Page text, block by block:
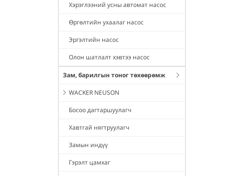
Хэрэглээний усны автомат насос
Өргөлтийн ухаалаг насос
Эргэлтийн насос
Олон шатлалт хэвтээ насос
Зам, барилгын тоног төхөөрөмж
WACKER NEUSON
Босоо дагтаршуулагч
Хавтгай нягтруулагч
Замын индүү
Гэрэлт цамхаг